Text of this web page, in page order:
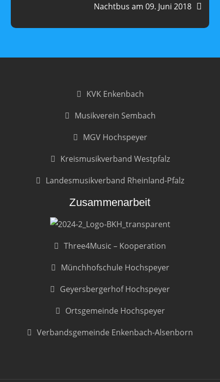
Nachtbus am 09. Juni 2018
KVK Enkenbach
Musikverein Sembach
MGV Hochspeyer
Kreismusikverband Westpfalz
Landesmusikverband Rheinland-Pfalz
Zusammenarbeit
Three4Music – Kooperation
Münchhofschule Hochspeyer
Geyersbergerhof Hochspeyer
Ortsgemeinde Hochspeyer
Verbandsgemeinde Enkenbach-Alsenborn